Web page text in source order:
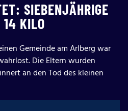
SIEBENJÄHRIGE
14 KILO
Gemeinde am Arlberg war
Die Eltern wurden
an den Tod des kleinen